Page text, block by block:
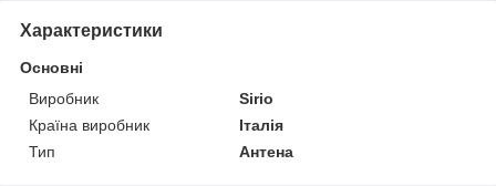
Характеристики
Основні
Виробник
Sirio
Країна виробник
Італія
Тип
Антена